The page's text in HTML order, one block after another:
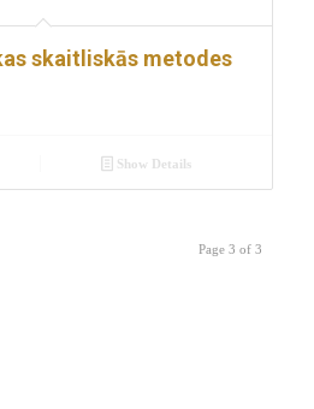
skaitliskās metodes
Show Details
Page 3 of 3